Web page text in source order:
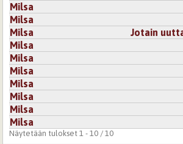
Milsa
Milsa
Milsa
Jotain
Milsa
Milsa
Milsa
Milsa
Milsa
Milsa
Milsa
Näytetään tulokset 1 - 10 / 10